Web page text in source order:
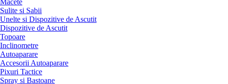
Macete
Sulite si Sabii
Unelte si Dispozitive de Ascutit
Dispozitive de Ascutit
Topoare
Inclinometre
Autoaparare
Accesorii Autoaparare
Pixuri Tactice
Spray si Bastoane